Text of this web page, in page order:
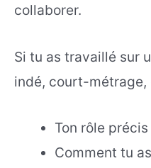
collaborer.
Si tu as travaillé sur
indé, court-métrage,
Ton rôle précis
Comment tu